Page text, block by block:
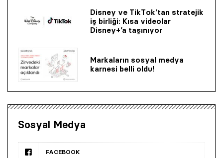
Disney ve TikTok’tan stratejik
iş birliği: Kısa videolar
Disney+’a taşınıyor
Markaların sosyal medya
karnesi belli oldu!
Sosyal Medya
FACEBOOK